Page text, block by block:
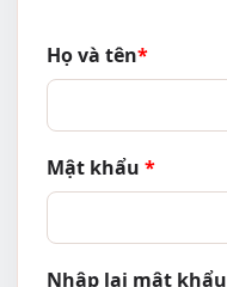
Họ và tên
Mật khẩu
Nhập lại mật khẩu